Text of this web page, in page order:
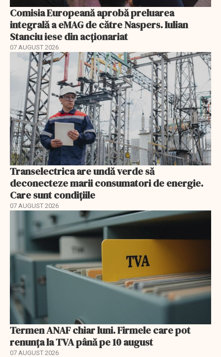
Comisia Europeană aprobă preluarea
integrală a eMAG de către Naspers. Iulian
Stanciu iese din acționariat
07 AUGUST 2026
Transelectrica are undă verde să
deconecteze marii consumatori de energie.
Care sunt condițiile
07 AUGUST 2026
Termen ANAF chiar luni. Firmele care pot
renunța la TVA până pe 10 august
07 AUGUST 2026